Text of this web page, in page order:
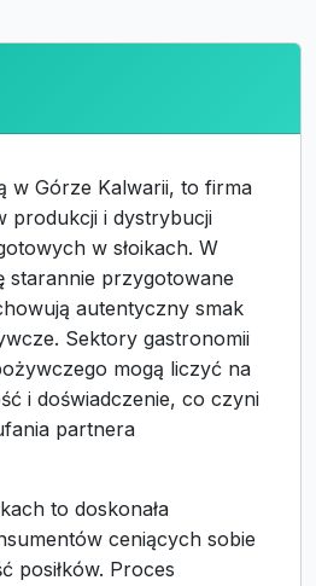
w Górze Kalwarii, to firma
produkcji i dystrybucji
w słoikach. W
starannie przygotowane
autentyczny smak
Sektory gastronomii
mogą liczyć na
i doświadczenie, co czyni
partnera
to doskonała
ceniących sobie
posiłków. Proces